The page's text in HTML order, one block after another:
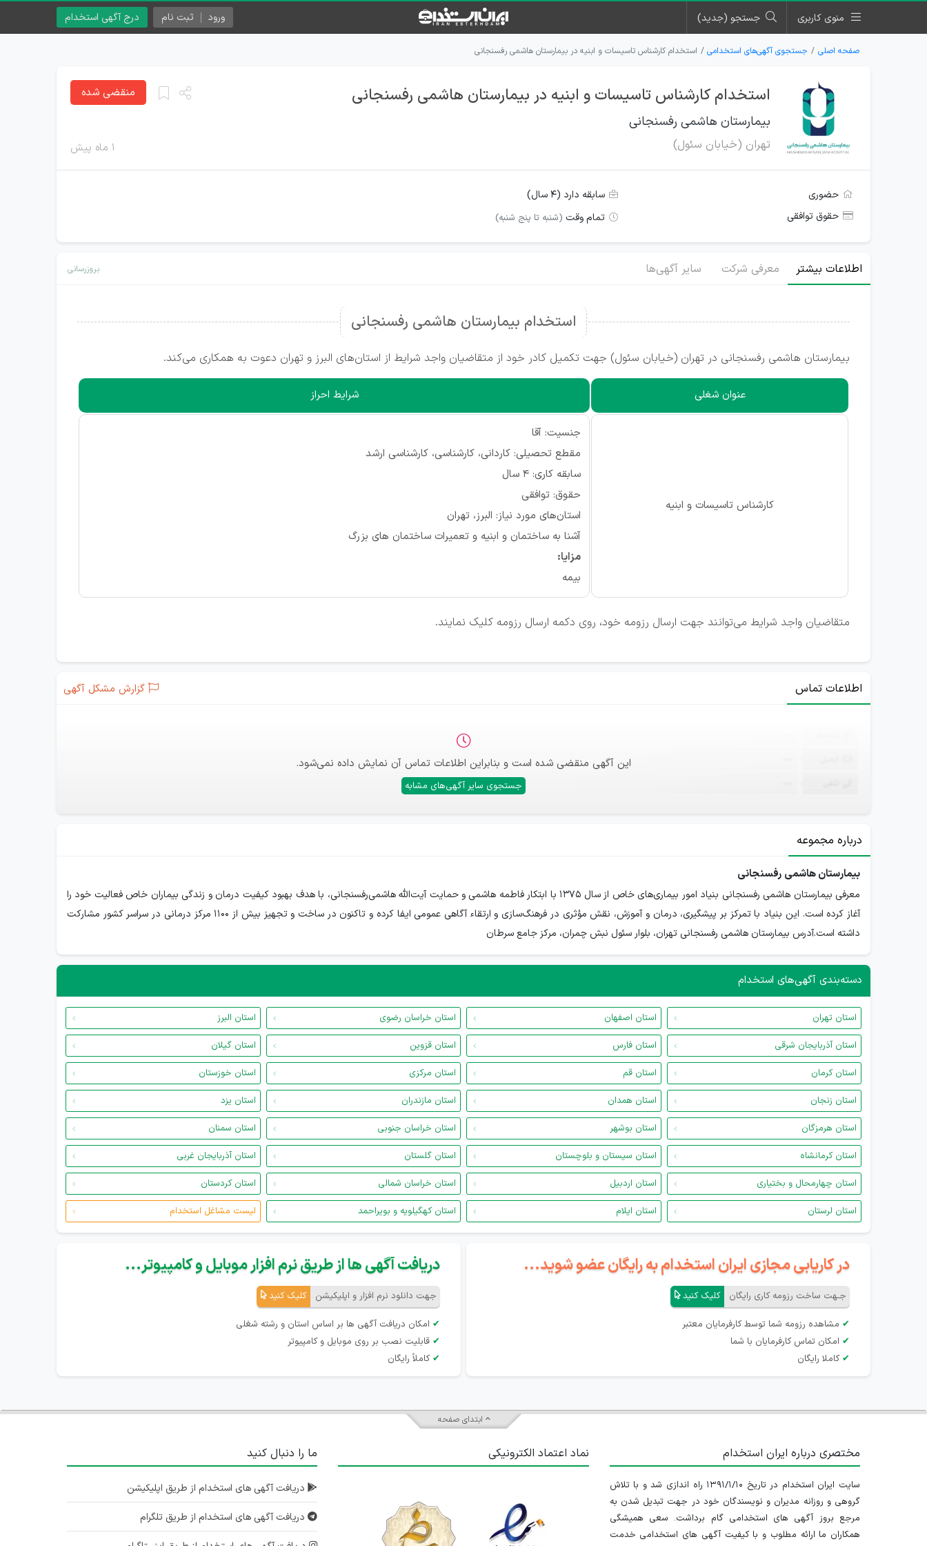
منوی کاربری جستجو (جدید) درج آگهی استخدام ورود ثبت نام
صفحه اصلی جستجوی آگهی‌های استخدامی استخدام کارشناس تاسیسات و ابنیه در بیمارستان هاشمی رفسنجانی
استخدام کارشناس تاسیسات و ابنیه در بیمارستان هاشمی رفسنجانی
بیمارستان هاشمی رفسنجانی
تهران (خیابان سئول) ۱ ماه پیش
منقضی شده
حضوری
سابقه دارد (۴ سال)
حقوق توافقی
تمام وقت (شنبه تا پنج شنبه)
اطلاعات بیشتر معرفی شرکت سایر آگهی‌ها بروزرسانی
استخدام بیمارستان هاشمی رفسنجانی
بیمارستان هاشمی رفسنجانی در تهران (خیابان سئول) جهت تکمیل کادر خود از متقاضیان واجد شرایط از استان‌های البرز و تهران دعوت به همکاری می‌کند.
عنوان شغلی شرایط احراز
کارشناس تاسیسات و ابنیه
جنسیت: آقا
مقطع تحصیلی: کاردانی، کارشناسی، کارشناسی ارشد
سابقه کاری: ۴ سال
حقوق: توافقی
استان‌های مورد نیاز: البرز، تهران
آشنا به ساختمان و ابنیه و تعمیرات ساختمان های بزرگ
مزایا:
بیمه
متقاضیان واجد شرایط می‌توانند جهت ارسال رزومه خود، روی دکمه ارسال رزومه کلیک نمایند.
اطلاعات تماس گزارش مشکل آگهی
این آگهی منقضی شده است و بنابراین اطلاعات تماس آن نمایش داده نمی‌شود.
جستجوی سایر آگهی‌های مشابه
درباره مجموعه
بیمارستان هاشمی رفسنجانی
معرفی بیمارستان هاشمی رفسنجانی بنیاد امور بیماری‌های خاص از سال ۱۳۷۵ با ابتکار فاطمه هاشمی و حمایت آیت‌الله هاشمی‌رفسنجانی، با هدف بهبود کیفیت درمان و زندگی بیماران خاص فعالیت خود را
آغاز کرده است. این بنیاد با تمرکز بر پیشگیری، درمان و آموزش، نقش مؤثری در فرهنگ‌سازی و ارتقاء آگاهی عمومی ایفا کرده و تاکنون در ساخت و تجهیز بیش از ۱۱۰۰ مرکز درمانی در سراسر کشور مشارکت
داشته است.آدرس بیمارستان هاشمی رفسنجانی تهران، بلوار سئول نبش چمران، مرکز جامع سرطان
دسته‌بندی آگهی‌های استخدام
استان تهران استان اصفهان استان خراسان رضوی
استان البرز
استان آذربایجان شرقی
استان فارس استان قزوین
استان گیلان
استان کرمان
استان قم استان مرکزی
استان خوزستان
استان زنجان
استان همدان استان مازندران
استان یزد
استان هرمزگان
استان بوشهر استان خراسان جنوبی
استان سمنان
استان کرمانشاه
استان سیستان و بلوچستان استان گلستان
استان آذربایجان غربی
استان چهارمحال و بختیاری
استان اردبیل استان خراسان شمالی
استان کردستان
استان لرستان
استان ایلام استان کهگیلویه و بویراحمد لیست مشاغل استخدام
در کاریابی مجازی ایران استخدام به رایگان عضو شوید...
جـهت ساخت رزومه کاری رایگان کلیک کنید
✔ مشاهده رزومه شما توسط کارفرمایان معتبر
✔ امکان تماس کارفرمایان با شما
✔ کاملا رایگان
دریافت آگهی ها از طریق نرم افزار موبایل و کامپیوتر...
جهت دانلود نرم افزار و اپلیکیشن کلیک کنید
✔ امکان دریافت آگهی ها بر اساس استان و رشته شغلی
✔ قابلیت نصب بر روی موبایل و کامپیوتر
✔ کاملاً رایگان
ابتدای صفحه
مختصری درباره ایران استخدام
سایت ایران استخدام در تاریخ ۱۳۹۱/۱/۱۰ راه اندازی شد و با تلاش
گروهی و روزانه مدیران و نویسندگان خود در جهت تبدیل شدن به
مرجع بروز آگهی های استخدامی گام برداشت. سعی همیشگی
همکاران ما ارائه مطلوب و با کیفیت آگهی های استخدامی خدمت
نماد اعتماد الکترونیکی ما را دنبال کنید
دریافت آگهی های استخدام از طریق اپلیکیشن
دریافت آگهی های استخدام از طریق تلگرام